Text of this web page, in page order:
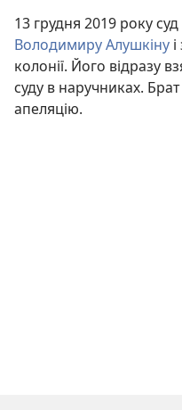
13 грудня 2019 року
Володимиру Алушкіну
колонії. Його відразу
суду в наручниках.
апеляцію.